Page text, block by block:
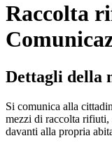
Raccolta
Dettagli della
Si comunica alla
mezzi di raccolta
davanti alla propria